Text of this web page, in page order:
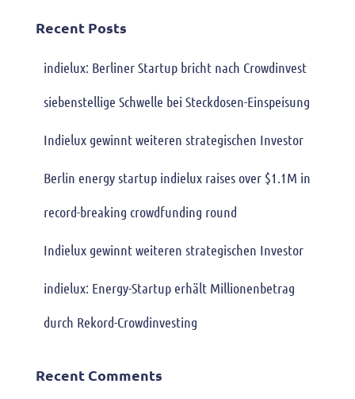
Recent Posts
indielux: Berliner Startup bricht nach Crowdinvest
siebenstellige Schwelle bei Steckdosen-Einspeisung
Indielux gewinnt weiteren strategischen Investor
Berlin energy startup indielux raises over $1.1M in
record-breaking crowdfunding round
Indielux gewinnt weiteren strategischen Investor
indielux: Energy-Startup erhält Millionenbetrag
durch Rekord-Crowdinvesting
Recent Comments